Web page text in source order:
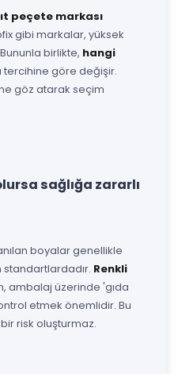
peçete markası
gibi markalar, yüksek
birlikte, hangi
tercihine göre değişir.
göz atarak seçim
sağlığa zararlı
boyalar genellikle
Renkli
ambalaj üzerinde 'gıda
etmek önemlidir. Bu
risk oluşturmaz.